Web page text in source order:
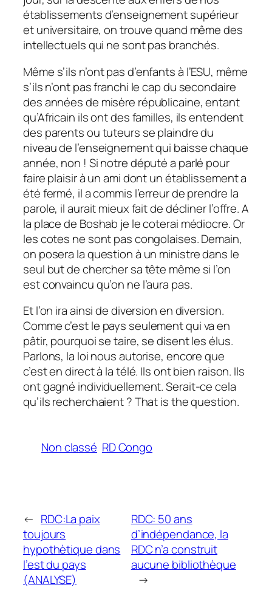
établissements d’enseignement supérieur
et universitaire, on trouve quand même des
intellectuels qui ne sont pas branchés.
Même s’ils n’ont pas d’enfants à l’ESU, même
s’ils n’ont pas franchi le cap du secondaire
des années de misère républicaine, entant
qu’Africain ils ont des familles, ils entendent
des parents ou tuteurs se plaindre du
niveau de l’enseignement qui baisse chaque
année, non ! Si notre député a parlé pour
faire plaisir à un ami dont un établissement a
été fermé, il a commis l’erreur de prendre la
parole, il aurait mieux fait de décliner l’offre. A
la place de Boshab je le coterai médiocre. Or
les cotes ne sont pas congolaises. Demain,
on posera la question à un ministre dans le
seul but de chercher sa tête même si l’on
est convaincu qu’on ne l’aura pas.
Et l’on ira ainsi de diversion en diversion.
Comme c’est le pays seulement qui va en
pâtir, pourquoi se taire, se disent les élus.
Parlons, la loi nous autorise, encore que
c’est en direct à la télé. Ils ont bien raison. Ils
ont gagné individuellement. Serait-ce cela
qu’ils recherchaient ? That is the question.
Non classé RD Congo
← RDC:La paix
toujours
hypothètique dans
l’est du pays
(ANALYSE)
RDC: 50 ans
d’indépendance, la
RDC n’a construit
aucune bibliothèque
→